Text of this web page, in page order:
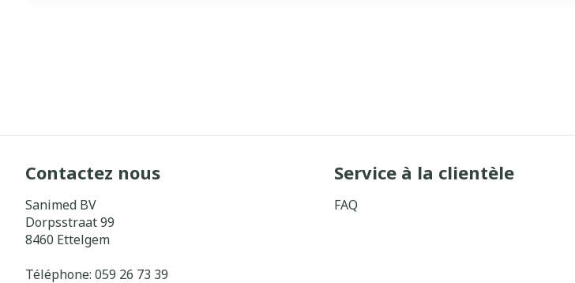
Contactez nous
Sanimed BV
Dorpsstraat 99
8460 Ettelgem
Téléphone: 059 26 73 39
Service à la clientèle
FAQ